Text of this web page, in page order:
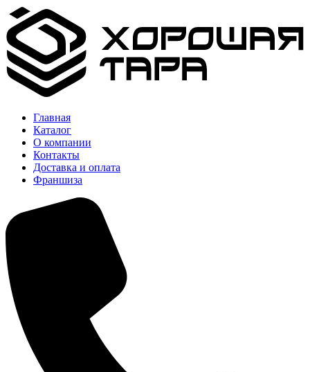
Главная
Каталог
О компании
Контакты
Доставка и оплата
Франшиза